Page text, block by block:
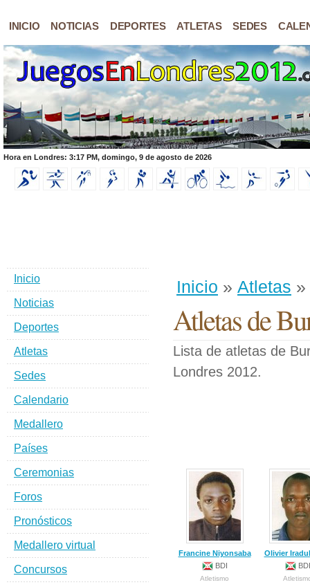
INICIO NOTICIAS DEPORTES ATLETAS SEDES
Hora en Londres: 3:17 PM, domingo, 9 de agosto de 2026
Inicio » Atletas »
Atletas de
Lista de atletas de
Londres 2012.
Francine Niyonsaba
BDI
Atletismo
Olivier
BDI
Inicio
Noticias
Deportes
Atletas
Sedes
Calendario
Medallero
Países
Ceremonias
Foros
Pronósticos
Medallero virtual
Concursos